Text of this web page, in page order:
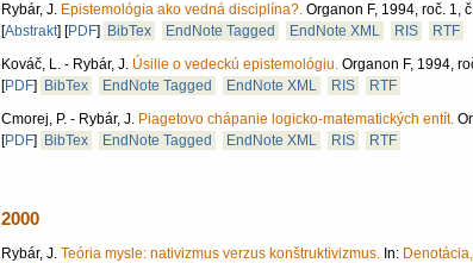
Rybár, J. Epistemológia ako vedná disciplína?. Organon F, 1994, roč. 1,
[Abstrakt] [PDF] BibTex EndNote Tagged EndNote XML RIS
RTF
Kováč, L. - Rybár, J. Úsilie o vedeckú epistemológiu. Organon F, 1994,
[PDF] BibTex EndNote Tagged EndNote XML RIS
RTF
Cmorej, P. - Rybár, J. Piagetovo chápanie logicko-matematických entít.
[PDF] BibTex EndNote Tagged EndNote XML RIS RTF
2000
Rybár, J. Teória mysle: nativizmus verzus konštruktivizmus. In: